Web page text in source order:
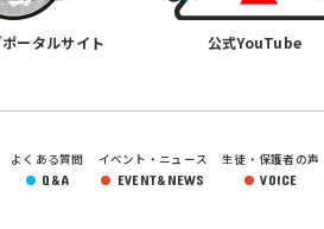
ータルサイト 公式YouTube
よくある質問
Q&A
イベント・ニュース
EVENT&NEWS
生徒・保護者の声
VOICE